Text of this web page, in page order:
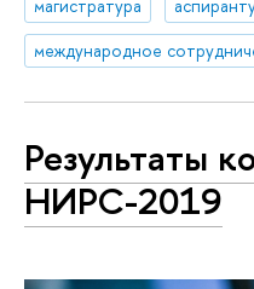
магистратура
международное
Результаты
НИРС-2019